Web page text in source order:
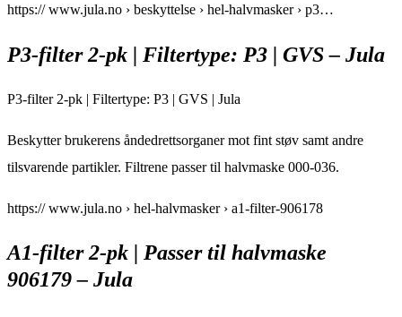
https:// www.jula.no › beskyttelse › hel-halvmasker › p3…
P3-filter 2-pk | Filtertype: P3 | GVS – Jula
P3-filter 2-pk | Filtertype: P3 | GVS | Jula
Beskytter brukerens åndedrettsorganer mot fint støv samt andre
tilsvarende partikler. Filtrene passer til halvmaske 000-036.
https:// www.jula.no › hel-halvmasker › a1-filter-906178
A1-filter 2-pk | Passer til halvmaske
906179 – Jula